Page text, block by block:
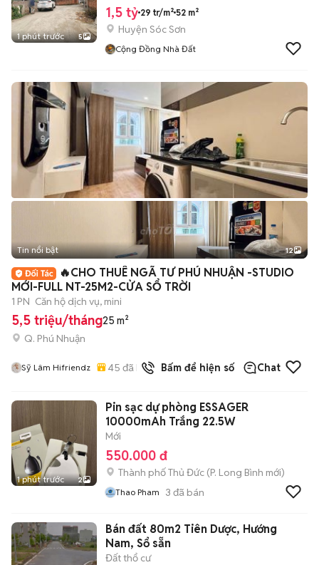
1 phút trước 5
1,5 tỷ 29 tr/m² 52 m²
Huyện Sóc Sơn
Cộng Đồng Nhà Đất
+2
Tin nổi bật 12
🔥CHO THUÊ NGÃ TƯ PHÚ NHUẬN -STUDIO
MỚI-FULL NT-25M2-CỬA SỔ TRỜI
1 PN Căn hộ dịch vụ, mini
5,5 triệu/tháng25 m²
Q. Phú Nhuận
Sỹ Lâm Hifriendz 45 đã bán Bấm để hiện số Chat
1 phút trước 2
Pin sạc dự phòng ESSAGER
10000mAh Trắng 22.5W
Mới
550.000 đ
Thành phố Thủ Đức (P. Long Bình mới)
Thao Pham 3 đã bán
Bán đất 80m2 Tiên Dược, Hướng
Nam, Sổ sẵn
Đất thổ cư